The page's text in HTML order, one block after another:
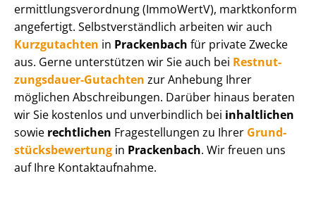
ermitt­lungs­ver­ord­nung (ImmoWertV), marktkonform
angefertigt. Selbst­ver­ständ­lich arbeiten wir auch
Kurzgutachten in Prackenbach für private Zwecke
aus. Gerne unterstützen wir Sie auch bei Rest­nut­
zungs­dau­er-Gutachten zur Anhebung Ihrer
möglichen Abschreibungen. Darüber hinaus beraten
wir Sie kostenlos und unverbindlich bei inhaltlichen
sowie rechtlichen Fragestellungen zu Ihrer Grund­
stücks­be­wer­tung in Prackenbach. Wir freuen uns
auf Ihre Kontaktaufnahme.